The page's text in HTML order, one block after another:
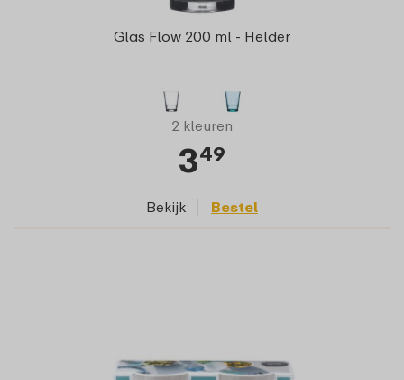
Glas Flow 200 ml - Helder
2 kleuren
349
Bekijk Bestel